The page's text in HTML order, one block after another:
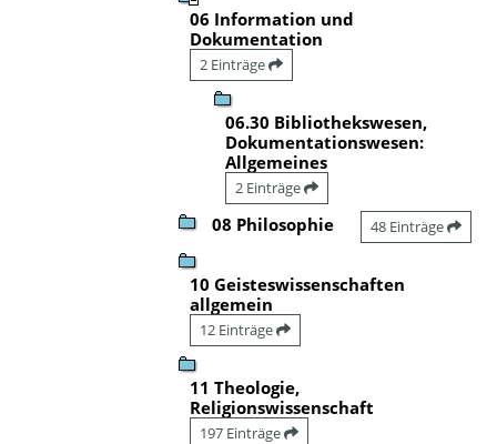
06 Information und
Dokumentation
2 Einträge
06.30 Bibliothekswesen,
Dokumentationswesen:
Allgemeines
2 Einträge
08 Philosophie 48 Einträge
10 Geisteswissenschaften
allgemein
12 Einträge
11 Theologie,
Religionswissenschaft
197 Einträge